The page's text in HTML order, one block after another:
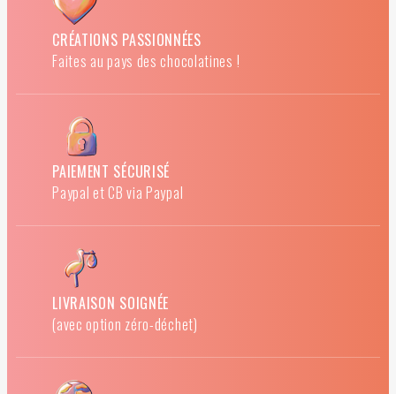
CRÉATIONS PASSIONNÉES
Faites au pays des chocolatines !
PAIEMENT SÉCURISÉ
Paypal et CB via Paypal
LIVRAISON SOIGNÉE
(avec option zéro-déchet)